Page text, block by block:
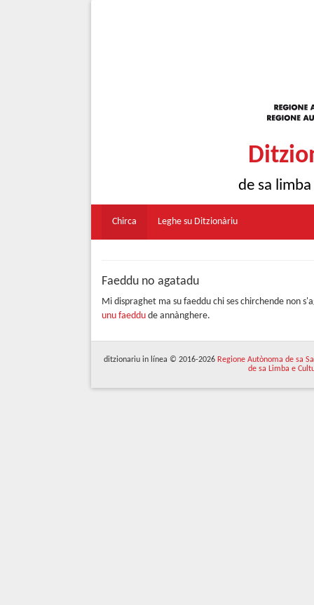
de sa
Chirca Leghe su Ditzionàriu
Faeddu no agatadu
Mi dispraghet ma su faeddu chi ses chirchende non
unu faeddu de annànghere.
ditzionariu in línea © 2016-2026 Regione Autònoma de sa
de sa Limba e